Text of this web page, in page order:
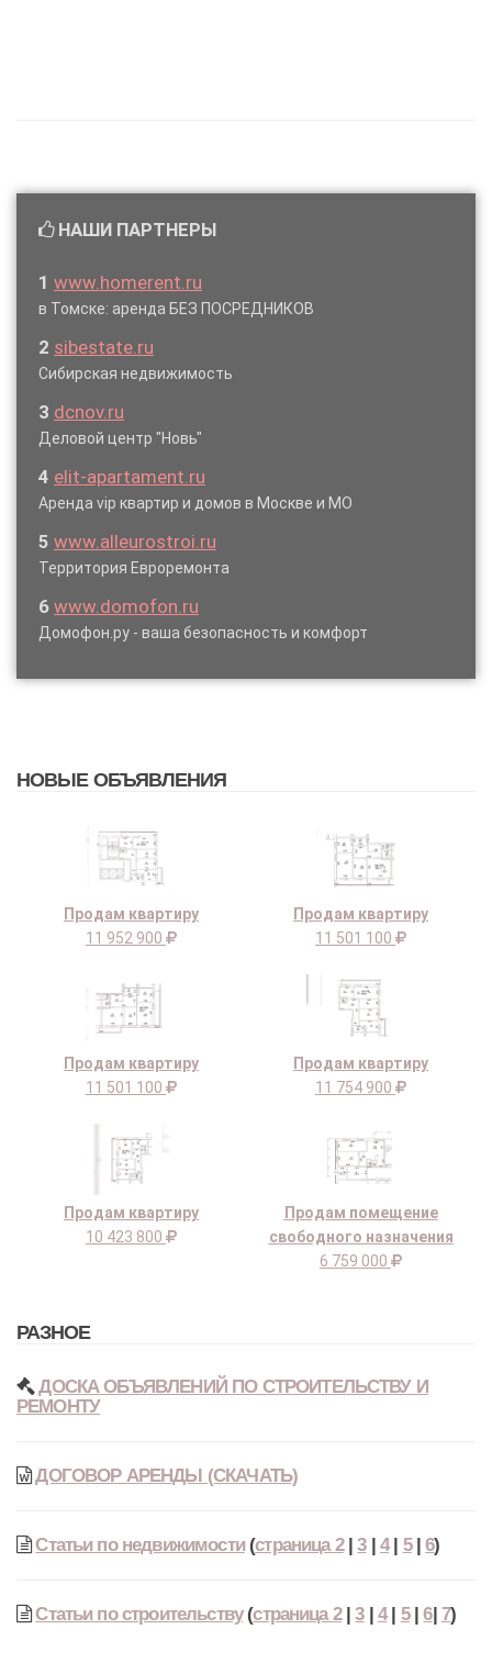
НАШИ ПАРТНЕРЫ
1 www.homerent.ru
в Томске: аренда БЕЗ ПОСРЕДНИКОВ
2 sibestate.ru
Сибирская недвижимость
3 dcnov.ru
Деловой центр "Новь"
4 elit-apartament.ru
Аренда vip квартир и домов в Москве и МО
5 www.alleurostroi.ru
Территория Евроремонта
6 www.domofon.ru
Домофон.ру - ваша безопасность и комфорт
НОВЫЕ ОБЪЯВЛЕНИЯ
Продам квартиру
11 952 900
Продам квартиру
11 501 100
Продам квартиру
11 501 100
Продам квартиру
11 754 900
Продам квартиру
10 423 800
Продам помещение
свободного назначения
6 759 000
РАЗНОЕ
ДОСКА ОБЪЯВЛЕНИЙ ПО СТРОИТЕЛЬСТВУ И
РЕМОНТУ
ДОГОВОР АРЕНДЫ (СКАЧАТЬ)
Статьи по недвижимости(страница 2|3| 4| 5|6)
Статьи по строительству(страница 2|3|4| 5|6| 7)